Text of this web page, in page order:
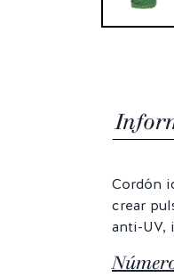
Cordón
crear
anti-UV,